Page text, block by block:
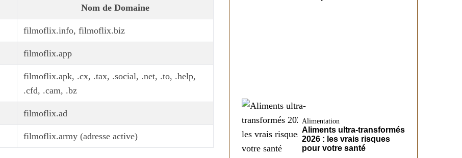
Nom de Domaine
filmoflix.info, filmoflix.biz
filmoflix.app
filmoflix.apk, .cx, .tax, .social, .net, .to, .help,
.cfd, .cam, .bz
filmoflix.ad
filmoflix.army (adresse active)
Alimentation
Aliments ultra-transformés
2026 : les vrais risques
pour votre santé